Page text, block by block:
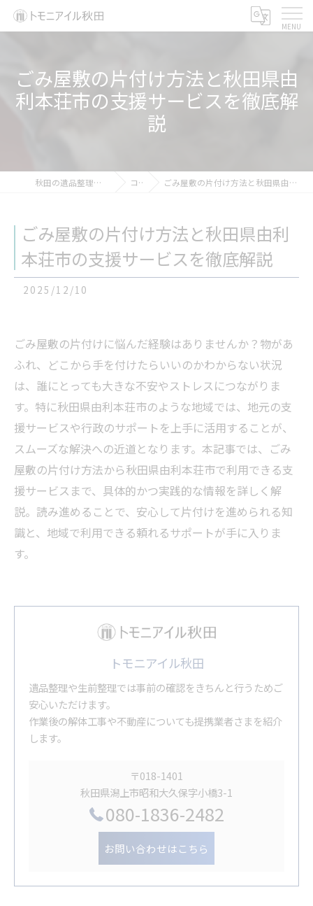
ごみ屋敷の片付け方法と秋田県由
利本荘市の支援サービスを徹底解
説
秋田の遺品整理ならトモニアイル秋田 コラム ごみ屋敷の片付け方法と秋田県由利本荘市の支援サービスを徹底解説
ごみ屋敷の片付け方法と秋田県由利
本荘市の支援サービスを徹底解説
2025/12/10
ごみ屋敷の片付けに悩んだ経験はありませんか？物があ
ふれ、どこから手を付けたらいいのかわからない状況
は、誰にとっても大きな不安やストレスにつながりま
す。特に秋田県由利本荘市のような地域では、地元の支
援サービスや行政のサポートを上手に活用することが、
スムーズな解決への近道となります。本記事では、ごみ
屋敷の片付け方法から秋田県由利本荘市で利用できる支
援サービスまで、具体的かつ実践的な情報を詳しく解
説。読み進めることで、安心して片付けを進められる知
識と、地域で利用できる頼れるサポートが手に入りま
す。
トモニアイル秋田
遺品整理や生前整理では事前の確認をきちんと行うためご
安心いただけます。
作業後の解体工事や不動産についても提携業者さまを紹介
します。
〒018-1401
秋田県潟上市昭和大久保字小橋3-1
080-1836-2482
お問い合わせはこちら